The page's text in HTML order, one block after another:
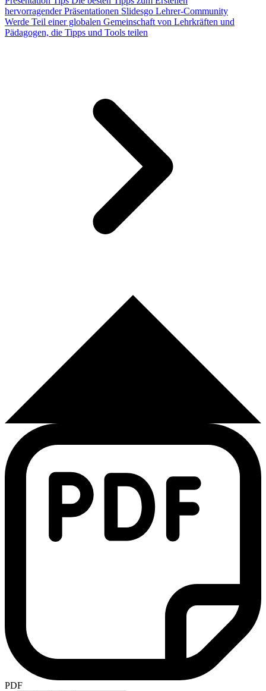
hervorragender Präsentationen Slidesgo Lehrer-Community
Werde Teil einer globalen Gemeinschaft von Lehrkräften und
Pädagogen, die Tipps und Tools teilen
PDF